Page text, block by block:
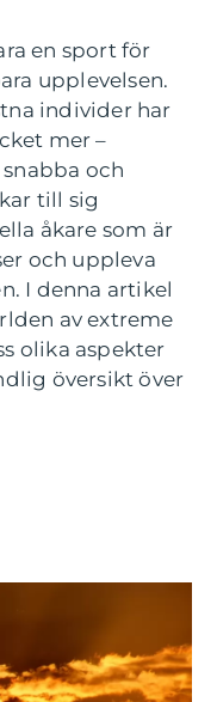
en sport för
upplevelsen.
individer har
mer –
och
till sig
åkare som är
och uppleva
I denna artikel
av extreme
olika aspekter
översikt över